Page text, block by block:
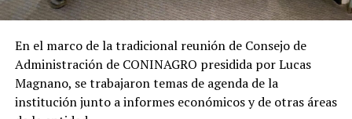
En el marco de la tradicional reunión de Consejo de
Administración de CONINAGRO presidida por Lucas
Magnano, se trabajaron temas de agenda de la
institución junto a informes económicos y de otras áreas